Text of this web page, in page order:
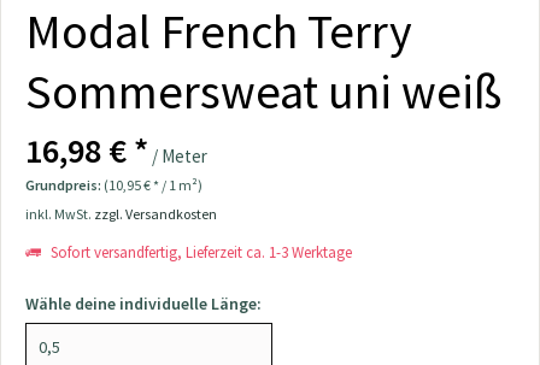
Modal French Terry
Sommersweat uni weiß
16,98 € * / Meter
Grundpreis: (10,95 € * / 1 m²)
inkl. MwSt. zzgl. Versandkosten
Sofort versandfertig, Lieferzeit ca. 1-3 Werktage
Wähle deine individuelle Länge: